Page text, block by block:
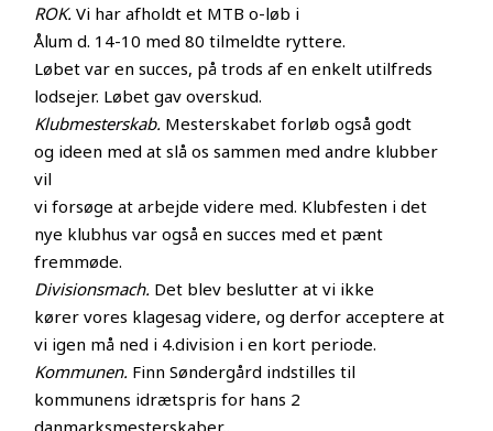
ROK. Vi har afholdt et MTB o-løb i
Ålum d. 14-10 med 80 tilmeldte ryttere.
Løbet var en succes, på trods af en enkelt utilfreds
lodsejer. Løbet gav overskud.
Klubmesterskab. Mesterskabet forløb også godt
og ideen med at slå os sammen med andre klubber
vil
vi forsøge at arbejde videre med. Klubfesten i det
nye klubhus var også en succes med et pænt
fremmøde.
Divisionsmach. Det blev beslutter at vi ikke
kører vores klagesag videre, og derfor acceptere at
vi igen må ned i 4.division i en kort periode.
Kommunen. Finn Søndergård indstilles til
kommunens idrætspris for hans 2
danmarksmesterskaber,.